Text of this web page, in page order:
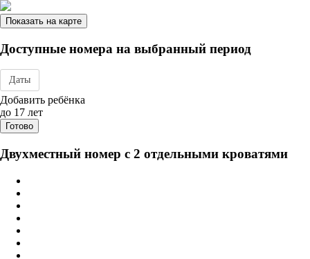
Показать на карте
Доступные номера на выбранный период
Даты
Дата заезда - отъезда
Добавить ребёнка
до 17 лет
Готово
Двухместный номер с 2 отдельными кроватями